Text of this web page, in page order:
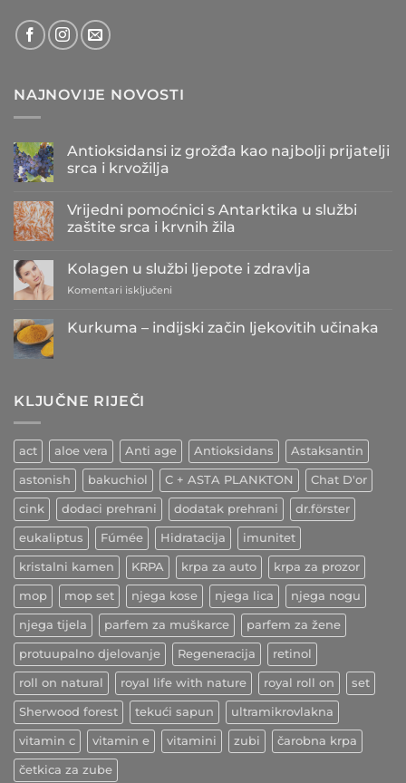
NAJNOVIJE NOVOSTI
Antioksidansi iz grožđa kao najbolji prijatelji
srca i krvožilja
na
Antioksidansi
iz
najbolji
prijatelji
srca
Vrijedni pomoćnici s Antarktika u službi
zaštite srca i krvnih žila
na
Vrijedni
pomoćnici
u
žila
Kolagen u službi ljepote i zdravlja
Komentari isključeni
u
službi
Kurkuma – indijski začin ljekovitih učinaka
indijski
učinaka
KLJUČNE RIJEČI
act aloe vera Anti age Antioksidans Astaksantin
astonish bakuchiol C + ASTA PLANKTON Chat D'or
cink dodaci prehrani dodatak prehrani dr.förster
eukaliptus Fúmée Hidratacija imunitet
kristalni kamen KRPA krpa za auto krpa za prozor
mop mop set njega kose njega lica njega nogu
njega tijela parfem za muškarce parfem za žene
protuupalno djelovanje Regeneracija retinol
roll on natural royal life with nature royal roll on set
Sherwood forest tekući sapun ultramikrovlakna
vitamin c vitamin e vitamini zubi čarobna krpa
četkica za zube